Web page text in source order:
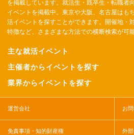
を掲載しています。就活生・既卒生・転職者
イベントを掲載中。東京や大阪、名古屋はも
活イベントを探すことができます。開催地・
特徴など、さまざまな方法での横断検索が可能
主な就活イベント
主催者からイベントを探す
業界からイベントを探す
運営会社 お
免責事項・知的財産権 外